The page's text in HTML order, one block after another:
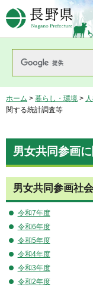
長
ホーム > 暮らし・環境 >
関する統計調査等
男女共同参画
男女共同参画社
令和7年度
令和6年度
令和5年度
令和4年度
令和3年度
令和2年度